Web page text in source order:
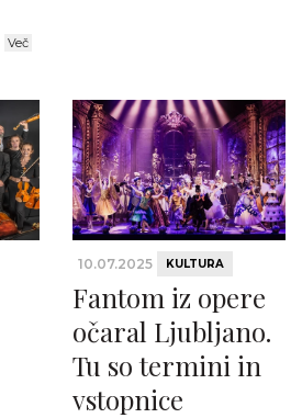
Več
10.07.2025 KULTURA
Fantom iz opere
očaral Ljubljano.
Tu so termini in
vstopnice